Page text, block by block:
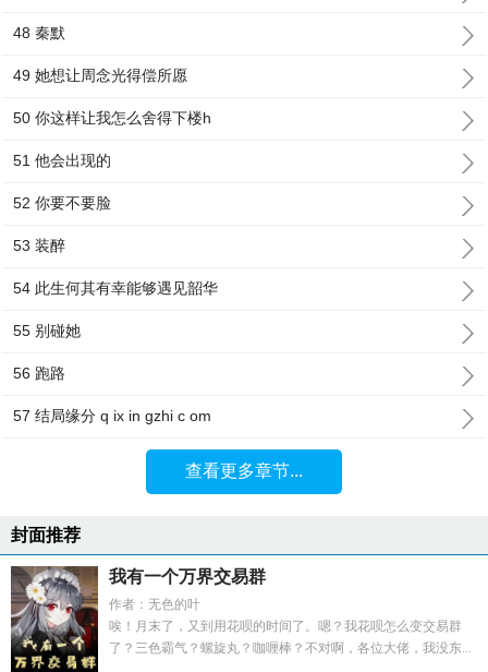
48 秦默
49 她想让周念光得偿所愿
50 你这样让我怎么舍得下楼h
51 他会出现的
52 你要不要脸
53 装醉
54 此生何其有幸能够遇见韶华
55 别碰她
56 跑路
57 结局缘分 q ix in gzhi c om
查看更多章节...
封面推荐
我有一个万界交易群
作者：无色的叶
唉！月末了，又到用花呗的时间了。嗯？我花呗怎么变交易群
了？三色霸气？螺旋丸？咖喱棒？不对啊，各位大佬，我没东...